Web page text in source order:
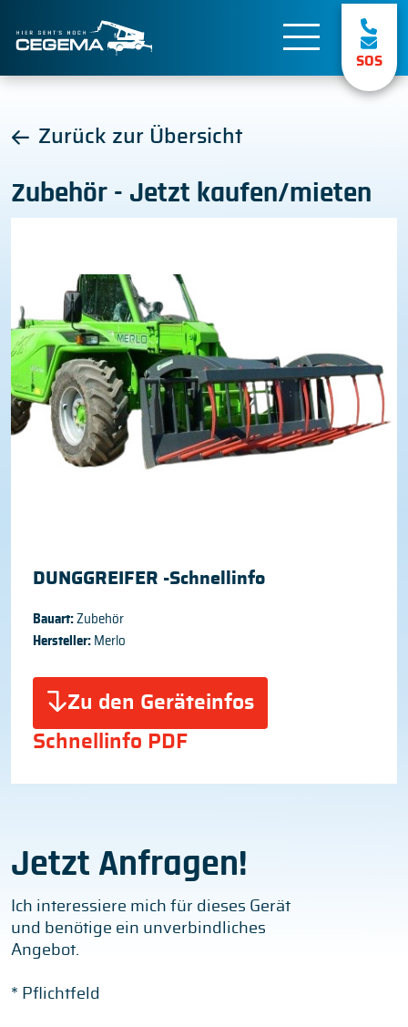
SOS
Zurück zur Übersicht
Zubehör - Jetzt kaufen/mieten
DUNGGREIFER -Schnellinfo
Bauart: Zubehör
Hersteller: Merlo
Zu den Geräteinfos
Schnellinfo PDF
Jetzt Anfragen!
Ich interessiere mich für dieses Gerät
und benötige ein unverbindliches
Angebot.
* Pflichtfeld